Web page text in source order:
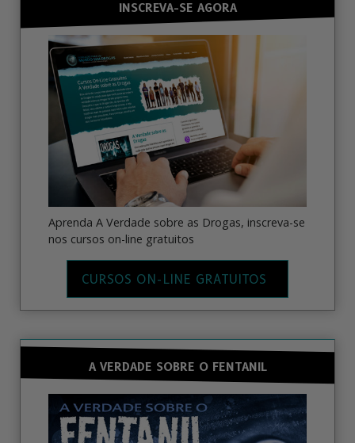
INSCREVA-SE AGORA
Aprenda A Verdade sobre as Drogas, inscreva-se
nos cursos on-line gratuitos
CURSOS ON-LINE GRATUITOS
A VERDADE SOBRE O FENTANIL